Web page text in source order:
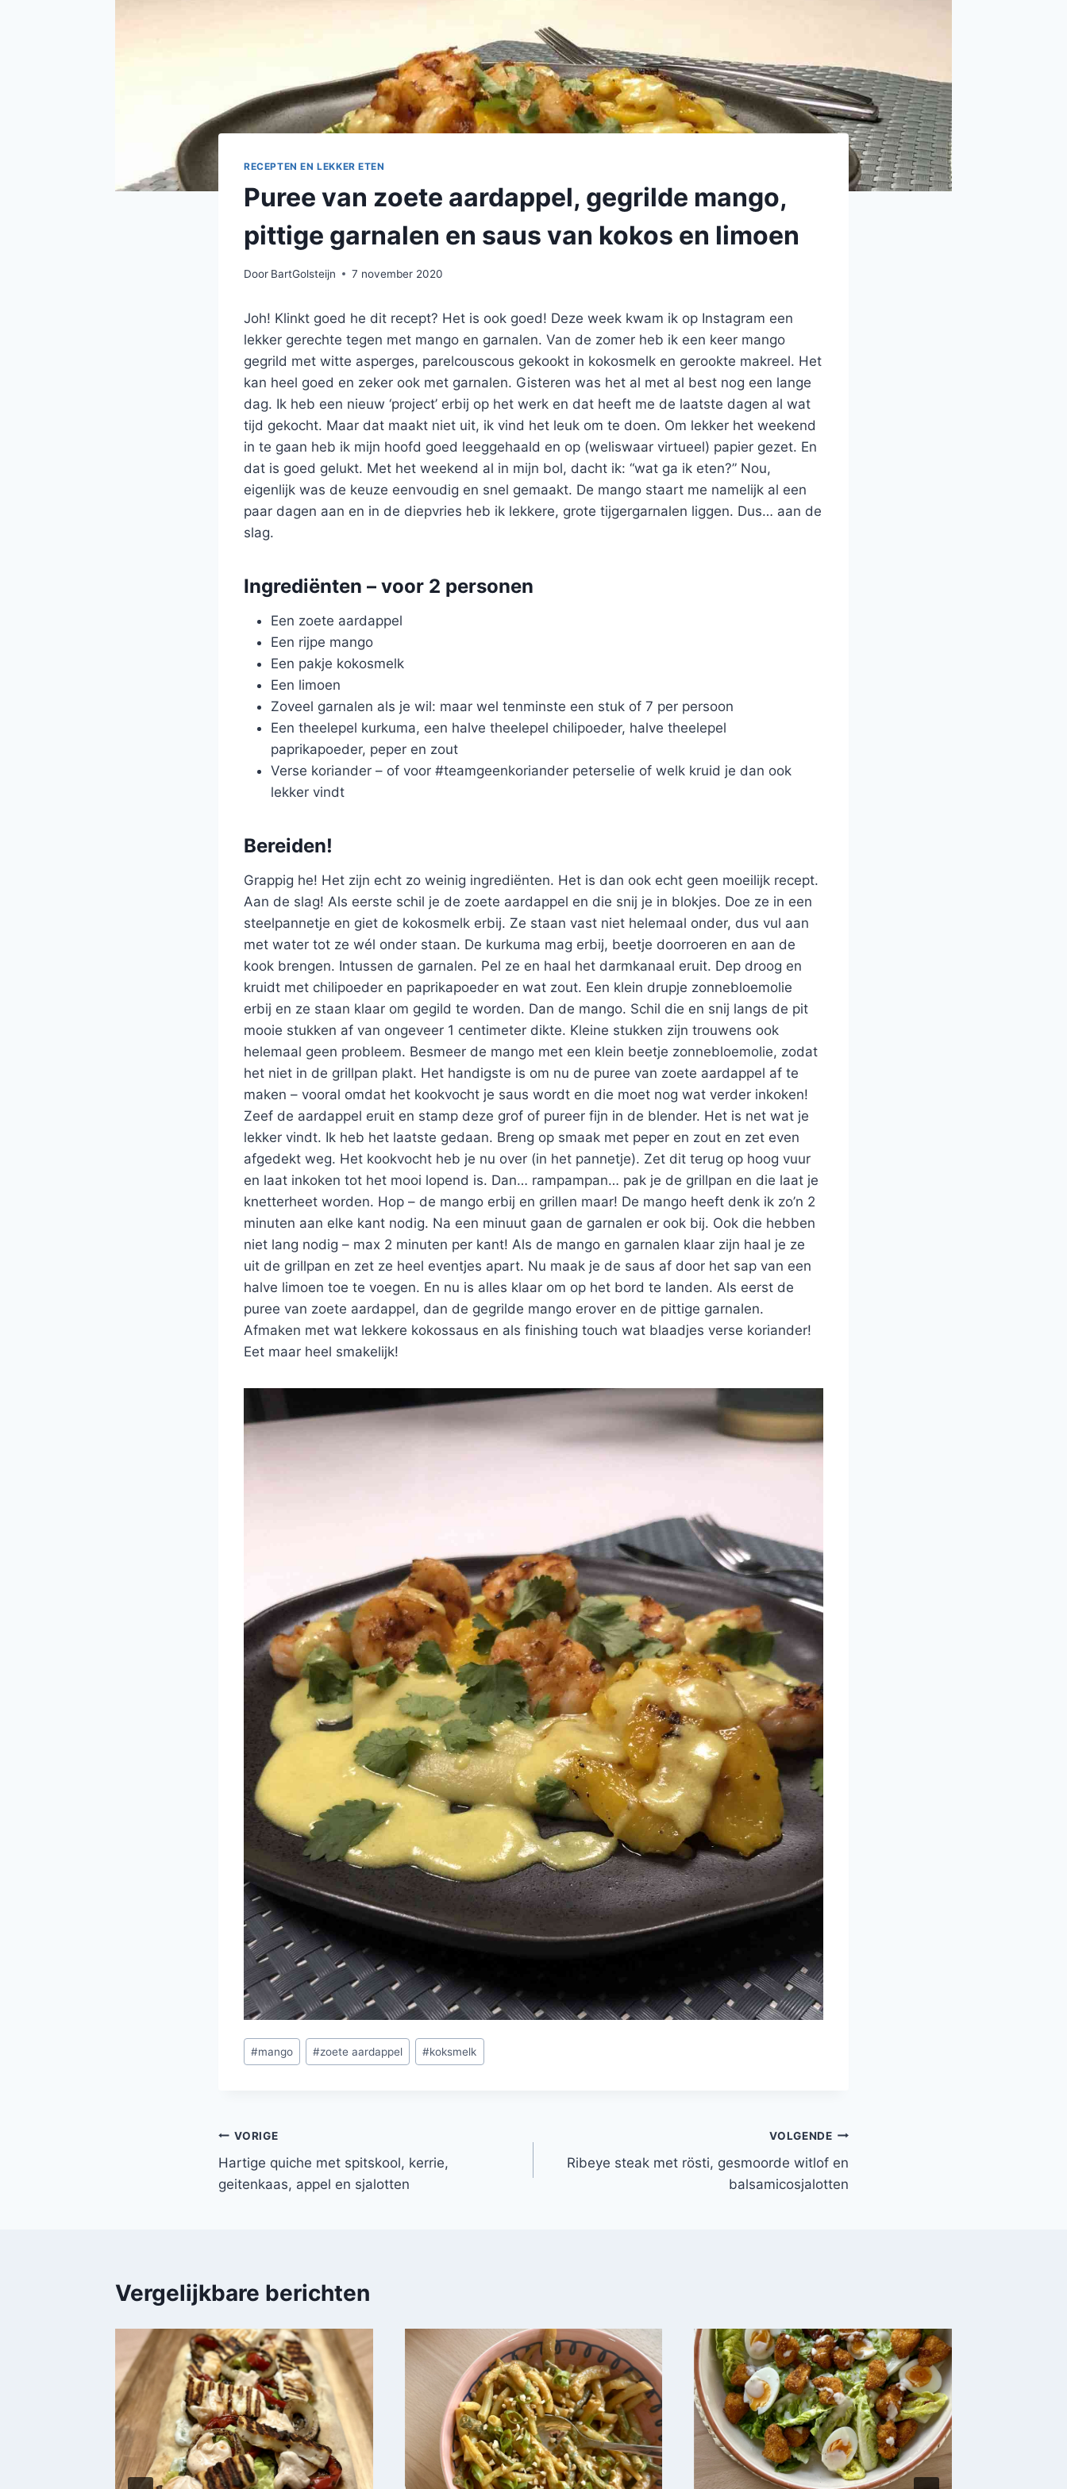
RECEPTEN EN LEKKER ETEN
Puree van zoete aardappel, gegrilde mango,
pittige garnalen en saus van kokos en limoen
Door BartGolsteijn 7 november 2020
Joh! Klinkt goed he dit recept? Het is ook goed! Deze week kwam ik op Instagram een
lekker gerechte tegen met mango en garnalen. Van de zomer heb ik een keer mango
gegrild met witte asperges, parelcouscous gekookt in kokosmelk en gerookte makreel. Het
kan heel goed en zeker ook met garnalen. Gisteren was het al met al best nog een lange
dag. Ik heb een nieuw ‘project’ erbij op het werk en dat heeft me de laatste dagen al wat
tijd gekocht. Maar dat maakt niet uit, ik vind het leuk om te doen. Om lekker het weekend
in te gaan heb ik mijn hoofd goed leeggehaald en op (weliswaar virtueel) papier gezet. En
dat is goed gelukt. Met het weekend al in mijn bol, dacht ik: “wat ga ik eten?” Nou,
eigenlijk was de keuze eenvoudig en snel gemaakt. De mango staart me namelijk al een
paar dagen aan en in de diepvries heb ik lekkere, grote tijgergarnalen liggen. Dus… aan de
slag.
Ingrediënten – voor 2 personen
Een zoete aardappel
Een rijpe mango
Een pakje kokosmelk
Een limoen
Zoveel garnalen als je wil: maar wel tenminste een stuk of 7 per persoon
Een theelepel kurkuma, een halve theelepel chilipoeder, halve theelepel
paprikapoeder, peper en zout
Verse koriander – of voor #teamgeenkoriander peterselie of welk kruid je dan ook
lekker vindt
Bereiden!
Grappig he! Het zijn echt zo weinig ingrediënten. Het is dan ook echt geen moeilijk recept.
Aan de slag! Als eerste schil je de zoete aardappel en die snij je in blokjes. Doe ze in een
steelpannetje en giet de kokosmelk erbij. Ze staan vast niet helemaal onder, dus vul aan
met water tot ze wél onder staan. De kurkuma mag erbij, beetje doorroeren en aan de
kook brengen. Intussen de garnalen. Pel ze en haal het darmkanaal eruit. Dep droog en
kruidt met chilipoeder en paprikapoeder en wat zout. Een klein drupje zonnebloemolie
erbij en ze staan klaar om gegild te worden. Dan de mango. Schil die en snij langs de pit
mooie stukken af van ongeveer 1 centimeter dikte. Kleine stukken zijn trouwens ook
helemaal geen probleem. Besmeer de mango met een klein beetje zonnebloemolie, zodat
het niet in de grillpan plakt. Het handigste is om nu de puree van zoete aardappel af te
maken – vooral omdat het kookvocht je saus wordt en die moet nog wat verder inkoken!
Zeef de aardappel eruit en stamp deze grof of pureer fijn in de blender. Het is net wat je
lekker vindt. Ik heb het laatste gedaan. Breng op smaak met peper en zout en zet even
afgedekt weg. Het kookvocht heb je nu over (in het pannetje). Zet dit terug op hoog vuur
en laat inkoken tot het mooi lopend is. Dan… rampampan… pak je de grillpan en die laat je
knetterheet worden. Hop – de mango erbij en grillen maar! De mango heeft denk ik zo’n 2
minuten aan elke kant nodig. Na een minuut gaan de garnalen er ook bij. Ook die hebben
niet lang nodig – max 2 minuten per kant! Als de mango en garnalen klaar zijn haal je ze
uit de grillpan en zet ze heel eventjes apart. Nu maak je de saus af door het sap van een
halve limoen toe te voegen. En nu is alles klaar om op het bord te landen. Als eerst de
puree van zoete aardappel, dan de gegrilde mango erover en de pittige garnalen.
Afmaken met wat lekkere kokossaus en als finishing touch wat blaadjes verse koriander!
Eet maar heel smakelijk!
Bericht
tags:
#mango #zoete aardappel #koksmelk
Bericht
navigatie
VORIGE
Hartige quiche met spitskool, kerrie,
geitenkaas, appel en sjalotten
VOLGENDE
Ribeye steak met rösti, gesmoorde witlof en
balsamicosjalotten
Vergelijkbare berichten